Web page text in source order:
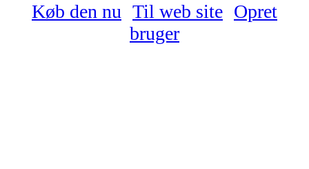
Køb den nu Til web site Opret
bruger